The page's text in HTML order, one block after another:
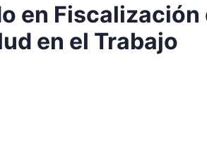
en
en el Trabajo